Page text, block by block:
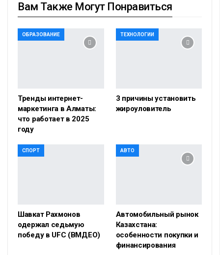
Вам Также Могут Понравиться
ОБРАЗОВАНИЕ
Тренды интернет-
маркетинга в Алматы:
что работает в 2025
году
ТЕХНОЛОГИИ
3 причины установить
жироуловитель
СПОРТ
Шавкат Рахмонов
одержал седьмую
победу в UFC (ВМДЕО)
АВТО
Автомобильный рынок
Казахстана:
особенности покупки и
финансирования